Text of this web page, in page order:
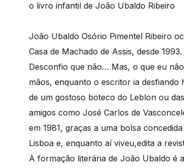
o livro infantil de João Ubaldo Ribeiro
João Ubaldo Osório Pimentel Ribeiro
Casa de Machado de Assis, desde
Desconfio que não… Mas, o que eu
mãos, enquanto o escritor ia desfiando
de um gostoso boteco do Leblon ou
amigos como José Carlos de
em 1981, graças a uma bolsa
Lisboa e, enquanto aí viveu,edita a
A formação literária de João Ubaldo é